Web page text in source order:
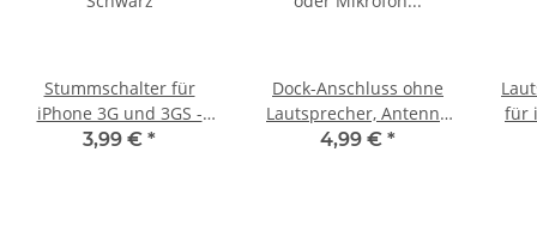
Stummschalter für
iPhone 3G und 3GS -
Schwarz
3,99 € *
Dock-Anschluss ohne
Lautsprecher, Antenne
oder Mikrofon für
4,99 € *
für